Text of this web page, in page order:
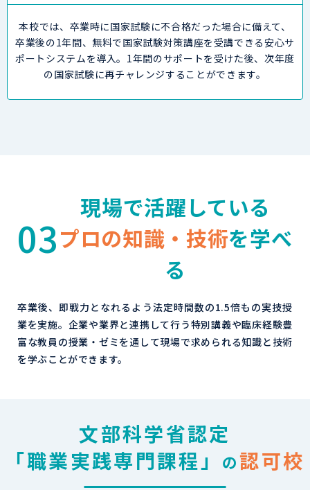
本校では、卒業時に国家試験に不合格だった場合に備えて、
卒業後の1年間、無料で国家試験対策講座を受講できる安心サ
ポートシステムを導入。 1年間のサポートを受けた後、次年度
の国家試験に再チャレンジすることができます。
03
現場で活躍している
プロの知識・技術を学べ
る
卒業後、即戦力となれるよう法定時間数の1.5倍もの実技授
業を実施。企業や業界と連携して行う特別講義や臨床経験豊
富な教員の授業・ゼミを通して現場で求められる知識と技術
を学ぶことができます。
文部科学省認定
「職業実践専門課程」
の認可校